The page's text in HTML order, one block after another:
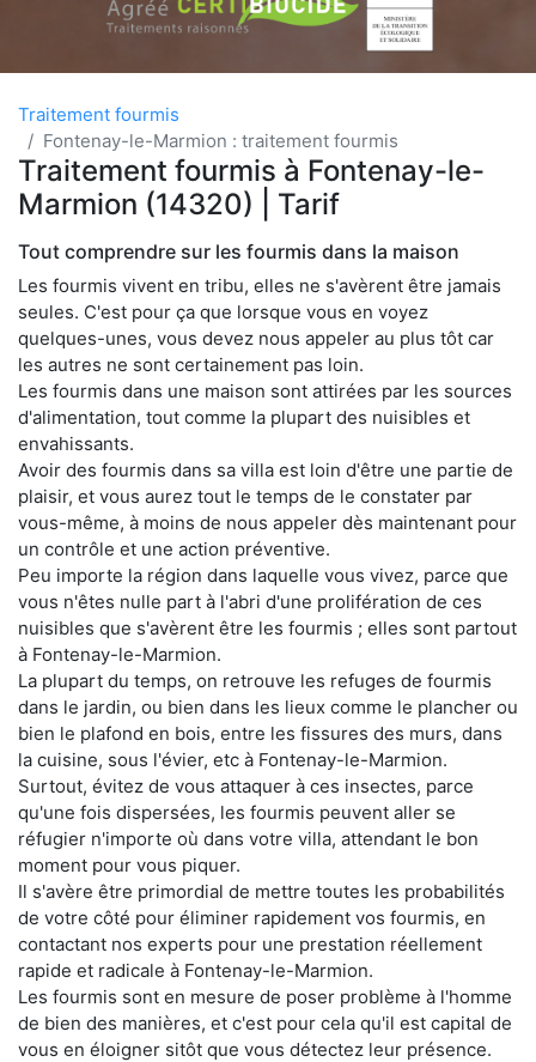
Traitement fourmis
Fontenay-le-Marmion : traitement fourmis
Traitement fourmis à Fontenay-le-
Marmion (14320) | Tarif
Tout comprendre sur les fourmis dans la maison
Les fourmis vivent en tribu, elles ne s'avèrent être jamais
seules. C'est pour ça que lorsque vous en voyez
quelques-unes, vous devez nous appeler au plus tôt car
les autres ne sont certainement pas loin.
Les fourmis dans une maison sont attirées par les sources
d'alimentation, tout comme la plupart des nuisibles et
envahissants.
Avoir des fourmis dans sa villa est loin d'être une partie de
plaisir, et vous aurez tout le temps de le constater par
vous-même, à moins de nous appeler dès maintenant pour
un contrôle et une action préventive.
Peu importe la région dans laquelle vous vivez, parce que
vous n'êtes nulle part à l'abri d'une prolifération de ces
nuisibles que s'avèrent être les fourmis ; elles sont partout
à Fontenay-le-Marmion.
La plupart du temps, on retrouve les refuges de fourmis
dans le jardin, ou bien dans les lieux comme le plancher ou
bien le plafond en bois, entre les fissures des murs, dans
la cuisine, sous l'évier, etc à Fontenay-le-Marmion.
Surtout, évitez de vous attaquer à ces insectes, parce
qu'une fois dispersées, les fourmis peuvent aller se
réfugier n'importe où dans votre villa, attendant le bon
moment pour vous piquer.
Il s'avère être primordial de mettre toutes les probabilités
de votre côté pour éliminer rapidement vos fourmis, en
contactant nos experts pour une prestation réellement
rapide et radicale à Fontenay-le-Marmion.
Les fourmis sont en mesure de poser problème à l'homme
de bien des manières, et c'est pour cela qu'il est capital de
vous en éloigner sitôt que vous détectez leur présence.